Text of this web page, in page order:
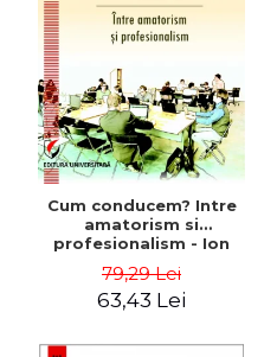
Cum conducem? Intre
amatorism si
profesionalism - Ion
79,29 Lei
63,43 Lei